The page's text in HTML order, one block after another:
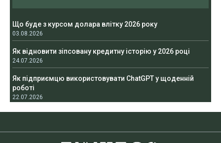
Що буде з курсом долара влітку 2026 року
03.08.2026
Як відновити зіпсовану кредитну історію у 2026 році
24.07.2026
Як підприємцю використовувати ChatGPT у щоденній
роботі
22.07.2026